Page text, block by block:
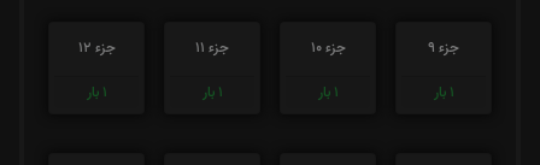
جزء 9
1 بار
جزء 10
1 بار
جزء 11
1 بار
جزء 12
1 بار